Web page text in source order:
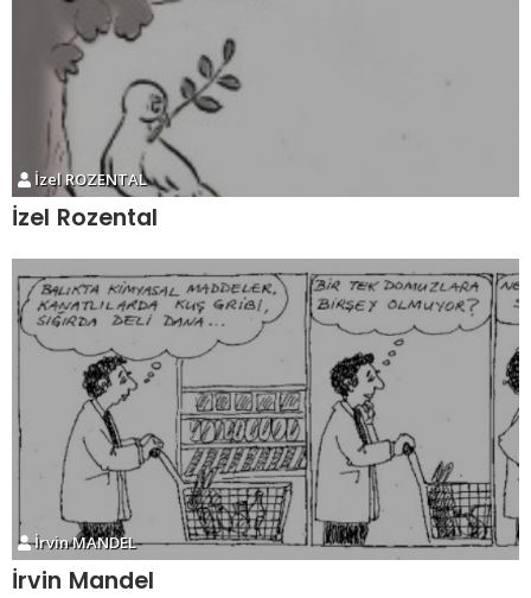
İzel ROZENTAL
İzel Rozental
İrvin MANDEL
İrvin Mandel